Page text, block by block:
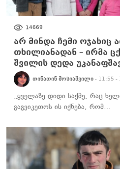
14669
არ მინდა ჩემი ოჯახიც
თხილიანადან – ირმა
შვილის დედა
ᲗᲘᲜᲐᲗᲘᲜ ᲛᲝᲡᲘᲐᲨᲕᲘᲚᲘ - 11:55 -
„ყველაზე დიდი საქმე, რაც
გაგვიკეთოს ის იქნება, რომ…